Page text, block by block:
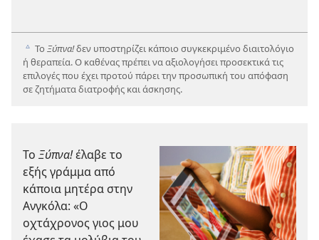
c Το Ξύπνα!δεν υποστηρίζει κάποιο συγκεκριμένο διαιτολόγιο
ή θεραπεία. Ο καθένας πρέπει να αξιολογήσει προσεκτικά τις
επιλογές που έχει προτού πάρει την προσωπική του απόφαση
σε ζητήματα διατροφής και άσκησης.
Το Ξύπνα!έλαβε το
εξής γράμμα από
κάποια μητέρα στην
Ανγκόλα: «Ο
οχτάχρονος γιος μου